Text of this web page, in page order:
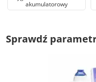
akumulatorowy
Sprawdź